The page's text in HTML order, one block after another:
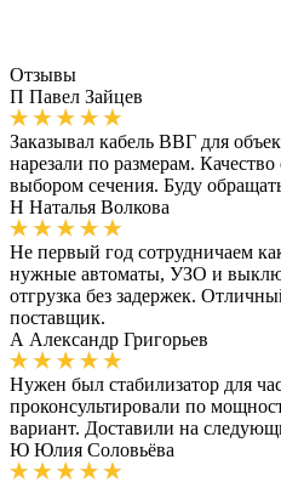
Отзывы
П Павел Зайцев
Заказывал кабель ВВГ для
нарезали по размерам.
выбором сечения. Буду
Н Наталья Волкова
Не первый год сотрудничаем
нужные автоматы, УЗО и
отгрузка без задержек.
поставщик.
А Александр Григорьев
Нужен был стабилизатор для
проконсультировали по
вариант. Доставили на
Ю Юлия Соловьёва